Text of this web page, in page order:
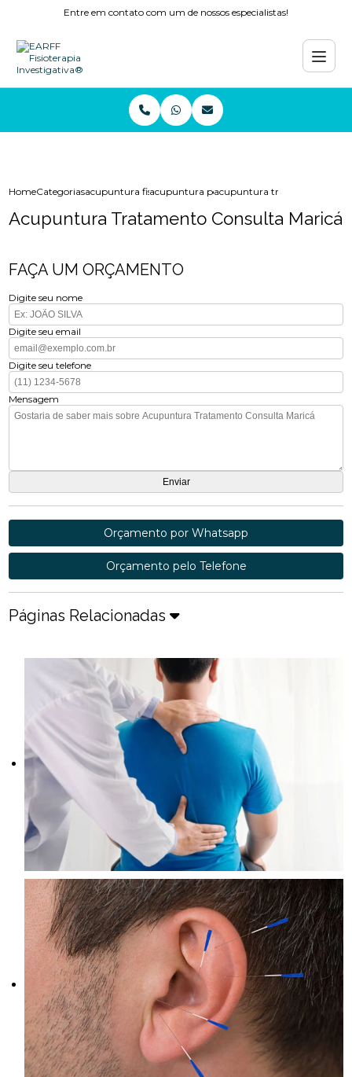
Entre em contato com um de nossos especialistas!
HomeCategoriasacupuntura fisioterapiaacupuntura perto de mimacupuntura tratamento
Acupuntura Tratamento Consulta Maricá
FAÇA UM ORÇAMENTO
Digite seu nome
Digite seu email
Digite seu telefone
Mensagem
Orçamento por Whatsapp
Orçamento pelo Telefone
Páginas Relacionadas